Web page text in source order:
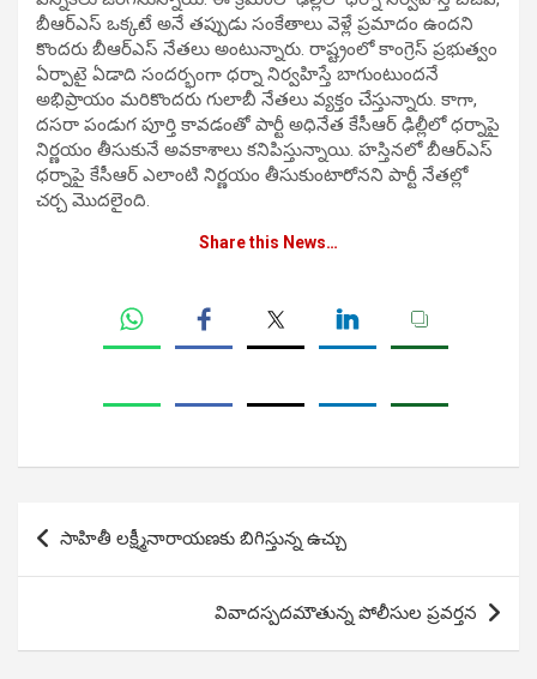
బీఆర్ఎస్ ఒక్కటే అనే తప్పుడు సంకేతాలు వెళ్లే ప్రమాదం ఉందని
కొందరు బీఆర్ఎస్ నేతలు అంటున్నారు. రాష్ట్రంలో కాంగ్రెస్ ప్రభుత్వం
ఏర్పాటై ఏడాది సందర్భంగా ధర్నా నిర్వహిస్తే బాగుంటుందనే
అభిప్రాయం మరికొందరు గులాబీ నేతలు వ్యక్తం చేస్తున్నారు. కాగా,
దసరా పండుగ పూర్తి కావడంతో పార్టీ అధినేత కేసీఆర్ ఢిల్లీలో ధర్నాపై
నిర్ణయం తీసుకునే అవకాశాలు కనిపిస్తున్నాయి. హస్తినలో బీఆర్ఎస్
ధర్నాపై కేసీఆర్ ఎలాంటి నిర్ణయం తీసుకుంటారోనని పార్టీ నేతల్లో
చర్చ మొదలైంది.
Share this News…
Post
navigation
సాహితీ లక్ష్మీనారాయణకు బిగిస్తున్న ఉచ్చు
వివాదస్పదమౌతున్న పోలీసుల ప్రవర్తన